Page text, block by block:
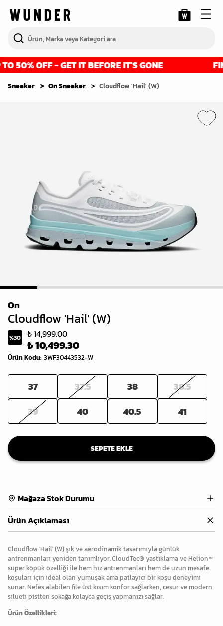
OFF - GET IT BEFORE IT'S GONE
Sneaker On Sneaker Cloudflow 'Hail' (W)
1 2 3 4 5 6
On
Cloudflow 'Hail' (W)
%30 ₺ 14,999.00
₺ 10,499.30
Ürün Kodu: 3WF30443532-W
37 37.5 38
38.5
39
40 40.5 41
SEPETE EKLE
Mağaza Stok Durumu
Ürün Açıklaması
Cloudflow 'Hail' (W) şık ve aerodinamik tasarımıyla günlük
antrenmanları yeniden tanımlıyor. CloudTec® yastıklama ve Helion™
süper köpük özelliği ile hem hız antrenmanları hem de uzun mesafe
koşuları için ideal olan yumuşak ama patlayıcı bir koşu deneyimi
sunar. Nefes alabilen file üst kısım konfor sağlarken, cesur ve modern
silueti pistten sokağa kolayca geçiş yapmanızı sağlar.
Ürün Özellikleri: